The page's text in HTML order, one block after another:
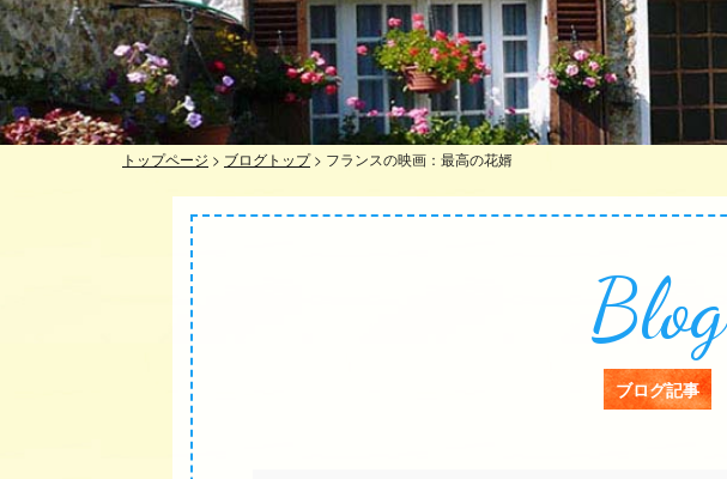
トップページ > ブログトップ> フランスの映画：最高の花婿
Blog
ブログ記事